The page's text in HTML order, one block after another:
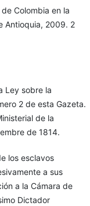
Colombia en la
Antioquia, 2009. 2
Ley sobre la
2 de esta Gazeta.
de la
de 1814.
los esclavos
a sus
a la Cámara de
Dictador